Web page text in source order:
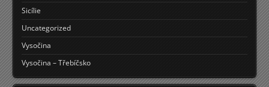
Sicílie
Uncategorized
Vysočina
Vysočina – Třebíčsko